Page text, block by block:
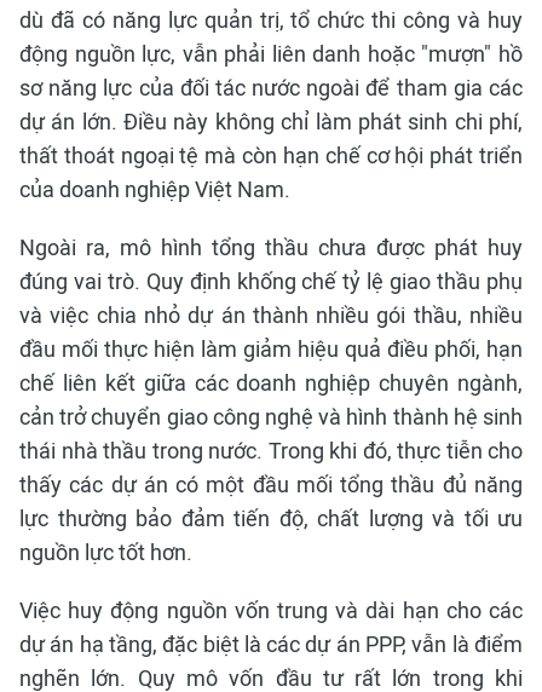
dù đã có năng lực quản trị, tổ chức thi công và huy
động nguồn lực, vẫn phải liên danh hoặc "mượn" hồ
sơ năng lực của đối tác nước ngoài để tham gia các
dự án lớn. Điều này không chỉ làm phát sinh chi phí,
thất thoát ngoại tệ mà còn hạn chế cơ hội phát triển
của doanh nghiệp Việt Nam.
Ngoài ra, mô hình tổng thầu chưa được phát huy
đúng vai trò. Quy định khống chế tỷ lệ giao thầu phụ
và việc chia nhỏ dự án thành nhiều gói thầu, nhiều
đầu mối thực hiện làm giảm hiệu quả điều phối, hạn
chế liên kết giữa các doanh nghiệp chuyên ngành,
cản trở chuyển giao công nghệ và hình thành hệ sinh
thái nhà thầu trong nước. Trong khi đó, thực tiễn cho
thấy các dự án có một đầu mối tổng thầu đủ năng
lực thường bảo đảm tiến độ, chất lượng và tối ưu
nguồn lực tốt hơn.
Việc huy động nguồn vốn trung và dài hạn cho các
dự án hạ tầng, đặc biệt là các dự án PPP, vẫn là điểm
nghẽn lớn. Quy mô vốn đầu tư rất lớn trong khi